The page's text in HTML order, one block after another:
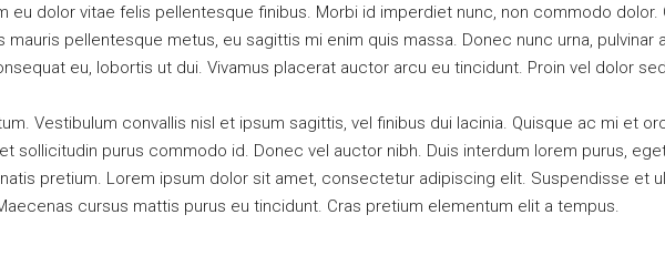
eu dolor vitae felis pellentesque finibus. Morbi id imperdiet nunc, non commodo dolor.
mauris pellentesque metus, eu sagittis mi enim quis massa. Donec nunc urna,
eu, lobortis ut dui. Vivamus placerat auctor arcu eu tincidunt. Proin vel dolor
Vestibulum convallis nisl et ipsum sagittis, vel finibus dui lacinia. Quisque ac mi et
sollicitudin purus commodo id. Donec vel auctor nibh. Duis interdum lorem purus,
pretium. Lorem ipsum dolor sit amet, consectetur adipiscing elit. Suspendisse et
cursus mattis purus eu tincidunt. Cras pretium elementum elit a tempus.